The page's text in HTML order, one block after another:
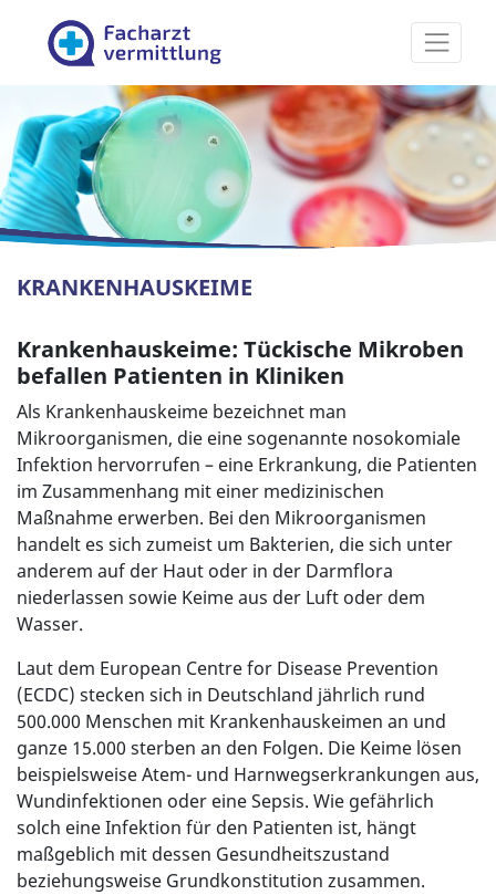
Facharztvermittlung
KRANKENHAUSKEIME
Krankenhauskeime: Tückische Mikroben
befallen Patienten in Kliniken
Als Krankenhauskeime bezeichnet man
Mikroorganismen, die eine sogenannte nosokomiale
Infektion hervorrufen – eine Erkrankung, die Patienten
im Zusammenhang mit einer medizinischen
Maßnahme erwerben. Bei den Mikroorganismen
handelt es sich zumeist um Bakterien, die sich unter
anderem auf der Haut oder in der Darmflora
niederlassen sowie Keime aus der Luft oder dem
Wasser.
Laut dem European Centre for Disease Prevention
(ECDC) stecken sich in Deutschland jährlich rund
500.000 Menschen mit Krankenhauskeimen an und
ganze 15.000 sterben an den Folgen. Die Keime lösen
beispielsweise Atem- und Harnwegserkrankungen aus,
Wundinfektionen oder eine Sepsis. Wie gefährlich
solch eine Infektion für den Patienten ist, hängt
maßgeblich mit dessen Gesundheitszustand
beziehungsweise Grundkonstitution zusammen.